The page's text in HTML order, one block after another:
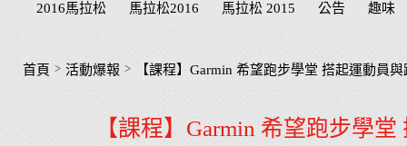
2016馬拉松
馬拉松2016 馬拉松 2015 公告
趣味
志工
台北市 台中 物資 臺北 宜蘭
屏東縣 臺南 心得文 屏東 臺中 彰化
首頁 > 活動爆報 > 【課程】Garmin 希望跑步學堂 搭起運動員
【課程】Garmin 希望跑步學